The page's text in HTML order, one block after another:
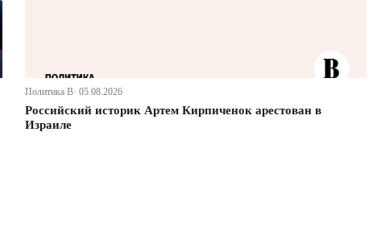
Политика В· 05.08.2026
Российский историк Артем Кирпиченок арестован в
Израиле